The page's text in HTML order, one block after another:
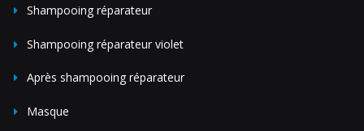
Shampooing réparateur
Shampooing réparateur violet
Après shampooing réparateur
Masque